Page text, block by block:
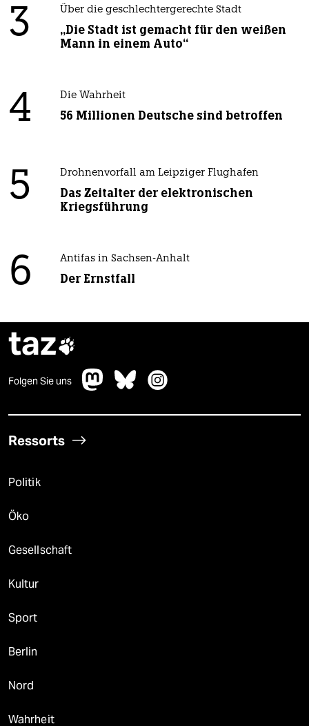
3 Über die geschlechtergerechte Stadt
„Die Stadt ist gemacht für den weißen
Mann in einem Auto“
4 Die Wahrheit
56 Millionen Deutsche sind betroffen
5 Drohnenvorfall am Leipziger Flughafen
Das Zeitalter der elektronischen
Kriegsführung
6 Antifas in Sachsen-Anhalt
Der Ernstfall
taz
Folgen Sie uns
Ressorts
Politik
Öko
Gesellschaft
Kultur
Sport
Berlin
Nord
Wahrheit